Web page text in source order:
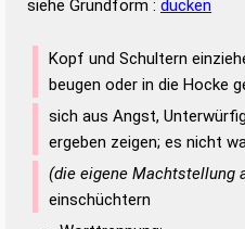
siehe Grundform : ducken
Kopf und Schultern
beugen oder in die Hocke
sich aus Angst,
ergeben zeigen; es nicht
(die eigene Machtstellung
einschüchtern